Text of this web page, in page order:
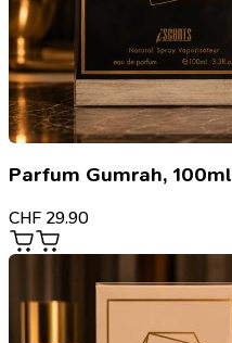
Parfum Gumrah, 100ml
CHF 29.90